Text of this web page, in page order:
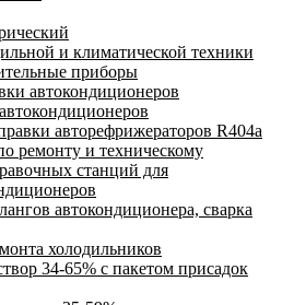
и климатической техники
приборы
автокондиционеров
авторефрижераторов R404a
ремонту и техническому
станций для
автокондиционера, сварка
холодильников
34-65% с пакетом присадок